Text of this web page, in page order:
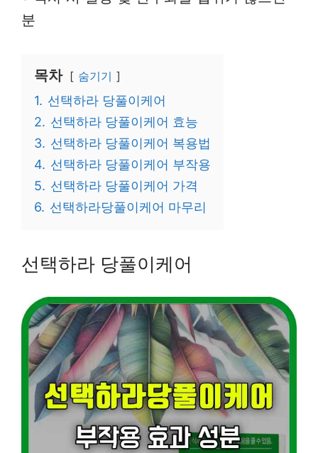
분
목차 숨기기
1. 선택하라 당풀이케어
2. 선택하라 당풀이케어 효능
3. 선택하라 당풀이케어 복용법
4. 선택하라 당풀이케어 부작용
5. 선택하라 당풀이케어 가격
6. 선택하라당풀이케어 마무리
선택하라 당풀이케어